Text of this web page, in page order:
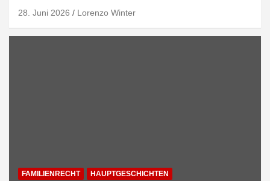
28. Juni 2026 Lorenzo Winter
FAMILIENRECHT HAUPTGESCHICHTEN